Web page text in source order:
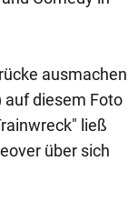
ausmachen
auf diesem Foto
ließ
über sich